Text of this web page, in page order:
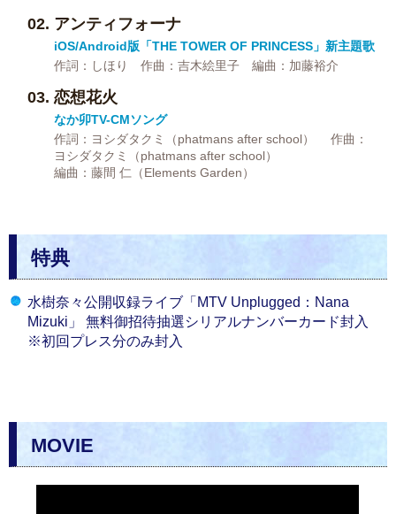
アンティフォーナ
iOS/Android版「THE TOWER OF PRINCESS」新主題歌
作詞：しほり 作曲：吉木絵里子 編曲：加藤裕介
恋想花火
なか卯TV-CMソング
作詞：ヨシダタクミ（phatmans after school） 作曲：
ヨシダタクミ（phatmans after school）
編曲：藤間 仁（Elements Garden）
特典
水樹奈々公開収録ライブ「MTV Unplugged：Nana
Mizuki」 無料御招待抽選シリアルナンバーカード封入
※初回プレス分のみ封入
MOVIE